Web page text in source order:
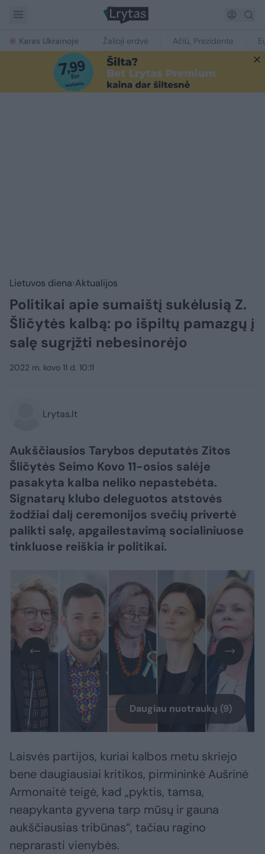
Karas Ukrainoje Žalioji erdvė Ačiū, Prezidente
Lietuvos diena Aktualijos
Politikai apie sumaištį sukėlusią Z.
Šličytės kalbą: po išpiltų pamazgų į
salę sugrįžti nebesinorėjo
2022 m. kovo 11 d. 10:11
Lrytas.lt
Aukščiausios Tarybos deputatės Zitos
Šličytės Seimo Kovo 11-osios salėje
pasakyta kalba neliko nepastebėta.
Signatarų klubo deleguotos atstovės
žodžiai dalį ceremonijos svečių privertė
palikti salę, apgailestavimą socialiniuose
tinkluose reiškia ir politikai.
Daugiau nuotraukų (9)
Laisvės partijos, kuriai kalbos metu skriejo
bene daugiausiai kritikos, pirmininkė Aušrinė
Armonaitė teigė, kad „pyktis, tamsa,
neapykanta gyvena tarp mūsų ir gauna
aukščiausias tribūnas“, tačiau ragino
neprarasti vienybės.